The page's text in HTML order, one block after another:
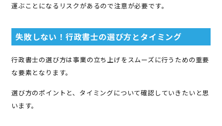
運ぶことになるリスクがあるので注意が必要です。
失敗しない！行政書士の選び方とタイミング
行政書士の選び方は事業の立ち上げをスムーズに行うための重要
な要素となります。
選び方のポイントと、タイミングについて確認していきたいと思
います。